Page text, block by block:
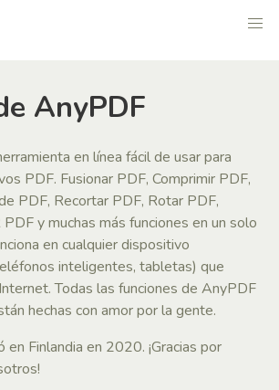
AnyPDF
en línea fácil de usar para
PDF. Fusionar PDF, Comprimir PDF,
PDF, Recortar PDF, Rotar PDF,
y muchas más funciones en un solo
en cualquier dispositivo
inteligentes, tabletas) que
Todas las funciones de AnyPDF
hechas con amor por la gente.
Finlandia en 2020. ¡Gracias por